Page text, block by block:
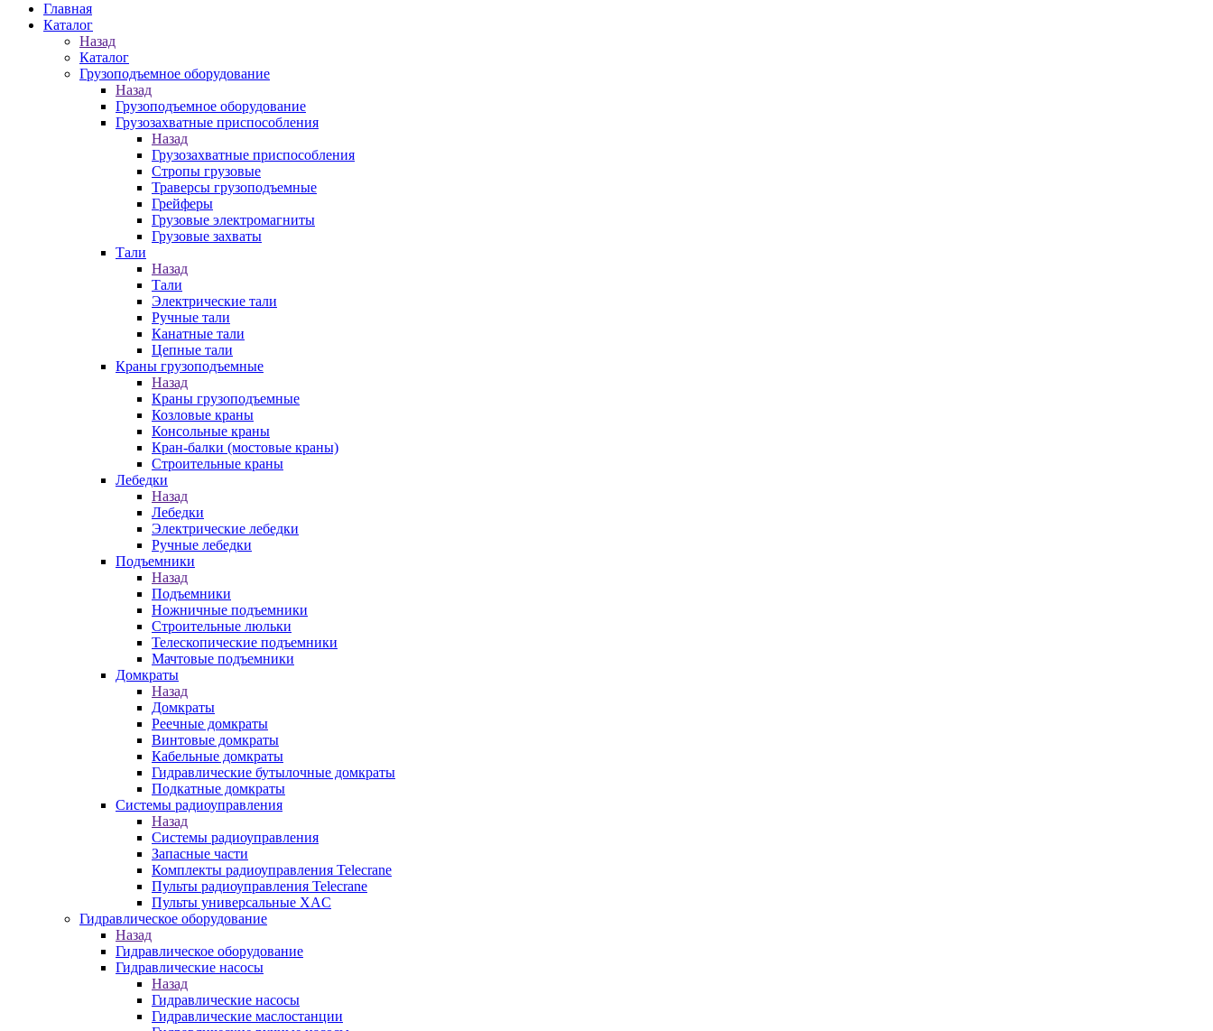
Главная
Каталог
Назад
Каталог
Грузоподъемное оборудование
Назад
Грузоподъемное оборудование
Грузозахватные приспособления
Назад
Грузозахватные приспособления
Стропы грузовые
Траверсы грузоподъемные
Грейферы
Грузовые электромагниты
Грузовые захваты
Тали
Назад
Тали
Электрические тали
Ручные тали
Канатные тали
Цепные тали
Краны грузоподъемные
Назад
Краны грузоподъемные
Козловые краны
Консольные краны
Кран-балки (мостовые краны)
Строительные краны
Лебедки
Назад
Лебедки
Электрические лебедки
Ручные лебедки
Подъемники
Назад
Подъемники
Ножничные подъемники
Строительные люльки
Телескопические подъемники
Мачтовые подъемники
Домкраты
Назад
Домкраты
Реечные домкраты
Винтовые домкраты
Кабельные домкраты
Гидравлические бутылочные домкраты
Подкатные домкраты
Системы радиоуправления
Назад
Системы радиоуправления
Запасные части
Комплекты радиоуправления Telecrane
Пульты радиоуправления Telecrane
Пульты универсальные XAC
Гидравлическое оборудование
Назад
Гидравлическое оборудование
Гидравлические насосы
Назад
Гидравлические насосы
Гидравлические маслостанции